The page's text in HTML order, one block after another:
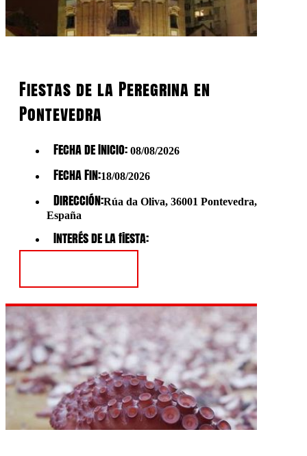
Fiestas de la Peregrina en
Pontevedra
Fecha de Inicio: 08/08/2026
Fecha Fin:18/08/2026
Dirección:Rúa da Oliva, 36001 Pontevedra,
España
Interés de la fiesta: